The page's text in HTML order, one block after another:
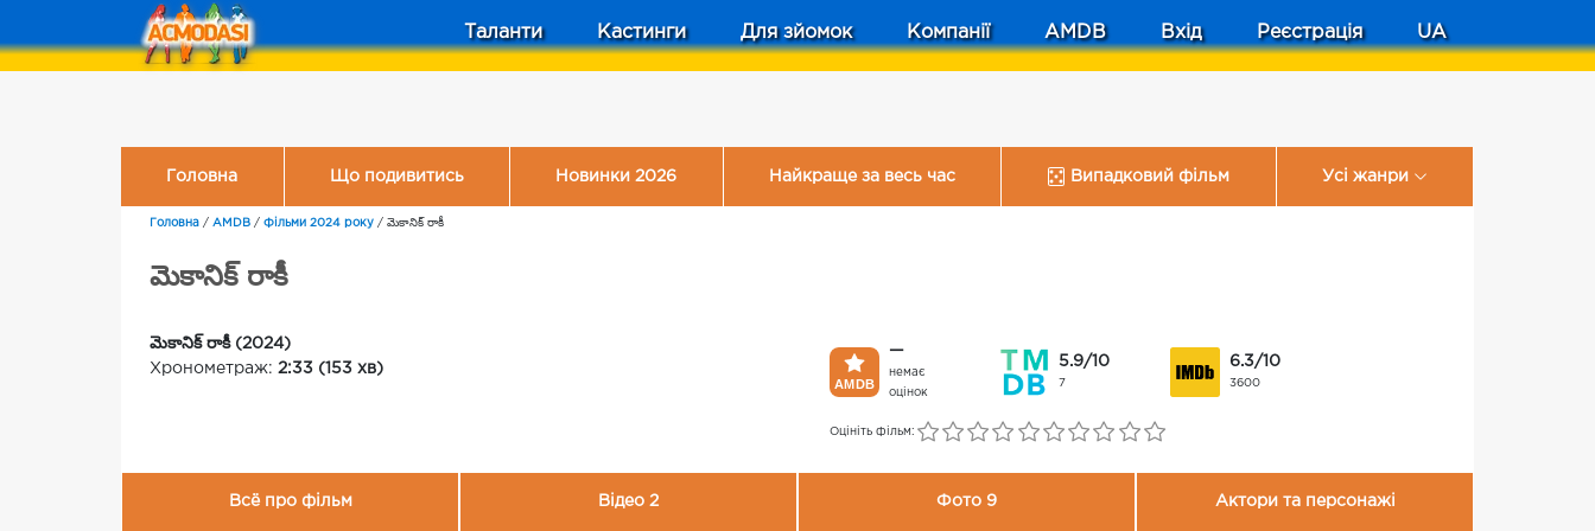
Таланти Кастинги Для зйомок Компанії AMDB Вхід Реєстрація UA
Головна Що подивитись Новинки 2026 Найкраще за весь час Випадковий фільм Усі жанри
Головна / AMDB / Фільми 2024 року / మెకానిక్ రాకీ
మెకానిక్ రాకీ
మెకానిక్ రాకీ (2024)
Хронометраж: 2:33 (153 хв)
—
немає
оцінок
5.9/10
7
6.3/10
3600
Оцініть фільм:
Всё про фільм Відео 2 Фото 9 Актори та персонажі